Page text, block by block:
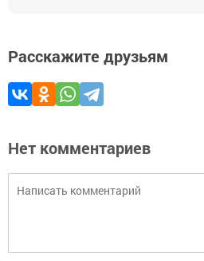
Расскажите друзьям
Нет комментариев